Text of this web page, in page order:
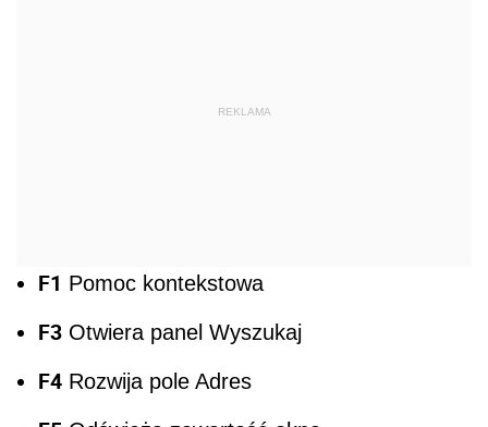
REKLAMA
F1 Pomoc kontekstowa
F3 Otwiera panel Wyszukaj
F4 Rozwija pole Adres